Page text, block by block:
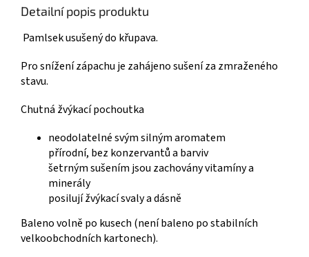
Detailní popis produktu
Pamlsek usušený do křupava.
Pro snížení zápachu je zahájeno sušení za zmraženého
stavu.
Chutná žvýkací pochoutka
neodolatelné svým silným aromatem
přírodní, bez konzervantů a barviv
šetrným sušením jsou zachovány vitamíny a
minerály
posilují žvýkací svaly a dásně
Baleno volně po kusech (není baleno po stabilních
velkoobchodních kartonech).